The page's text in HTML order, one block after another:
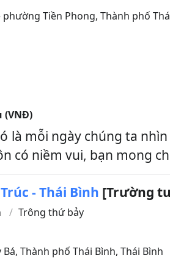
Tiền Phong, Thành phố
(VNĐ)
là mỗi ngày chúng ta
có niềm vui, bạn mong
- Thái Bình [Trường
Trông thứ bảy
Bá, Thành phố Thái Bình, Thái Bình